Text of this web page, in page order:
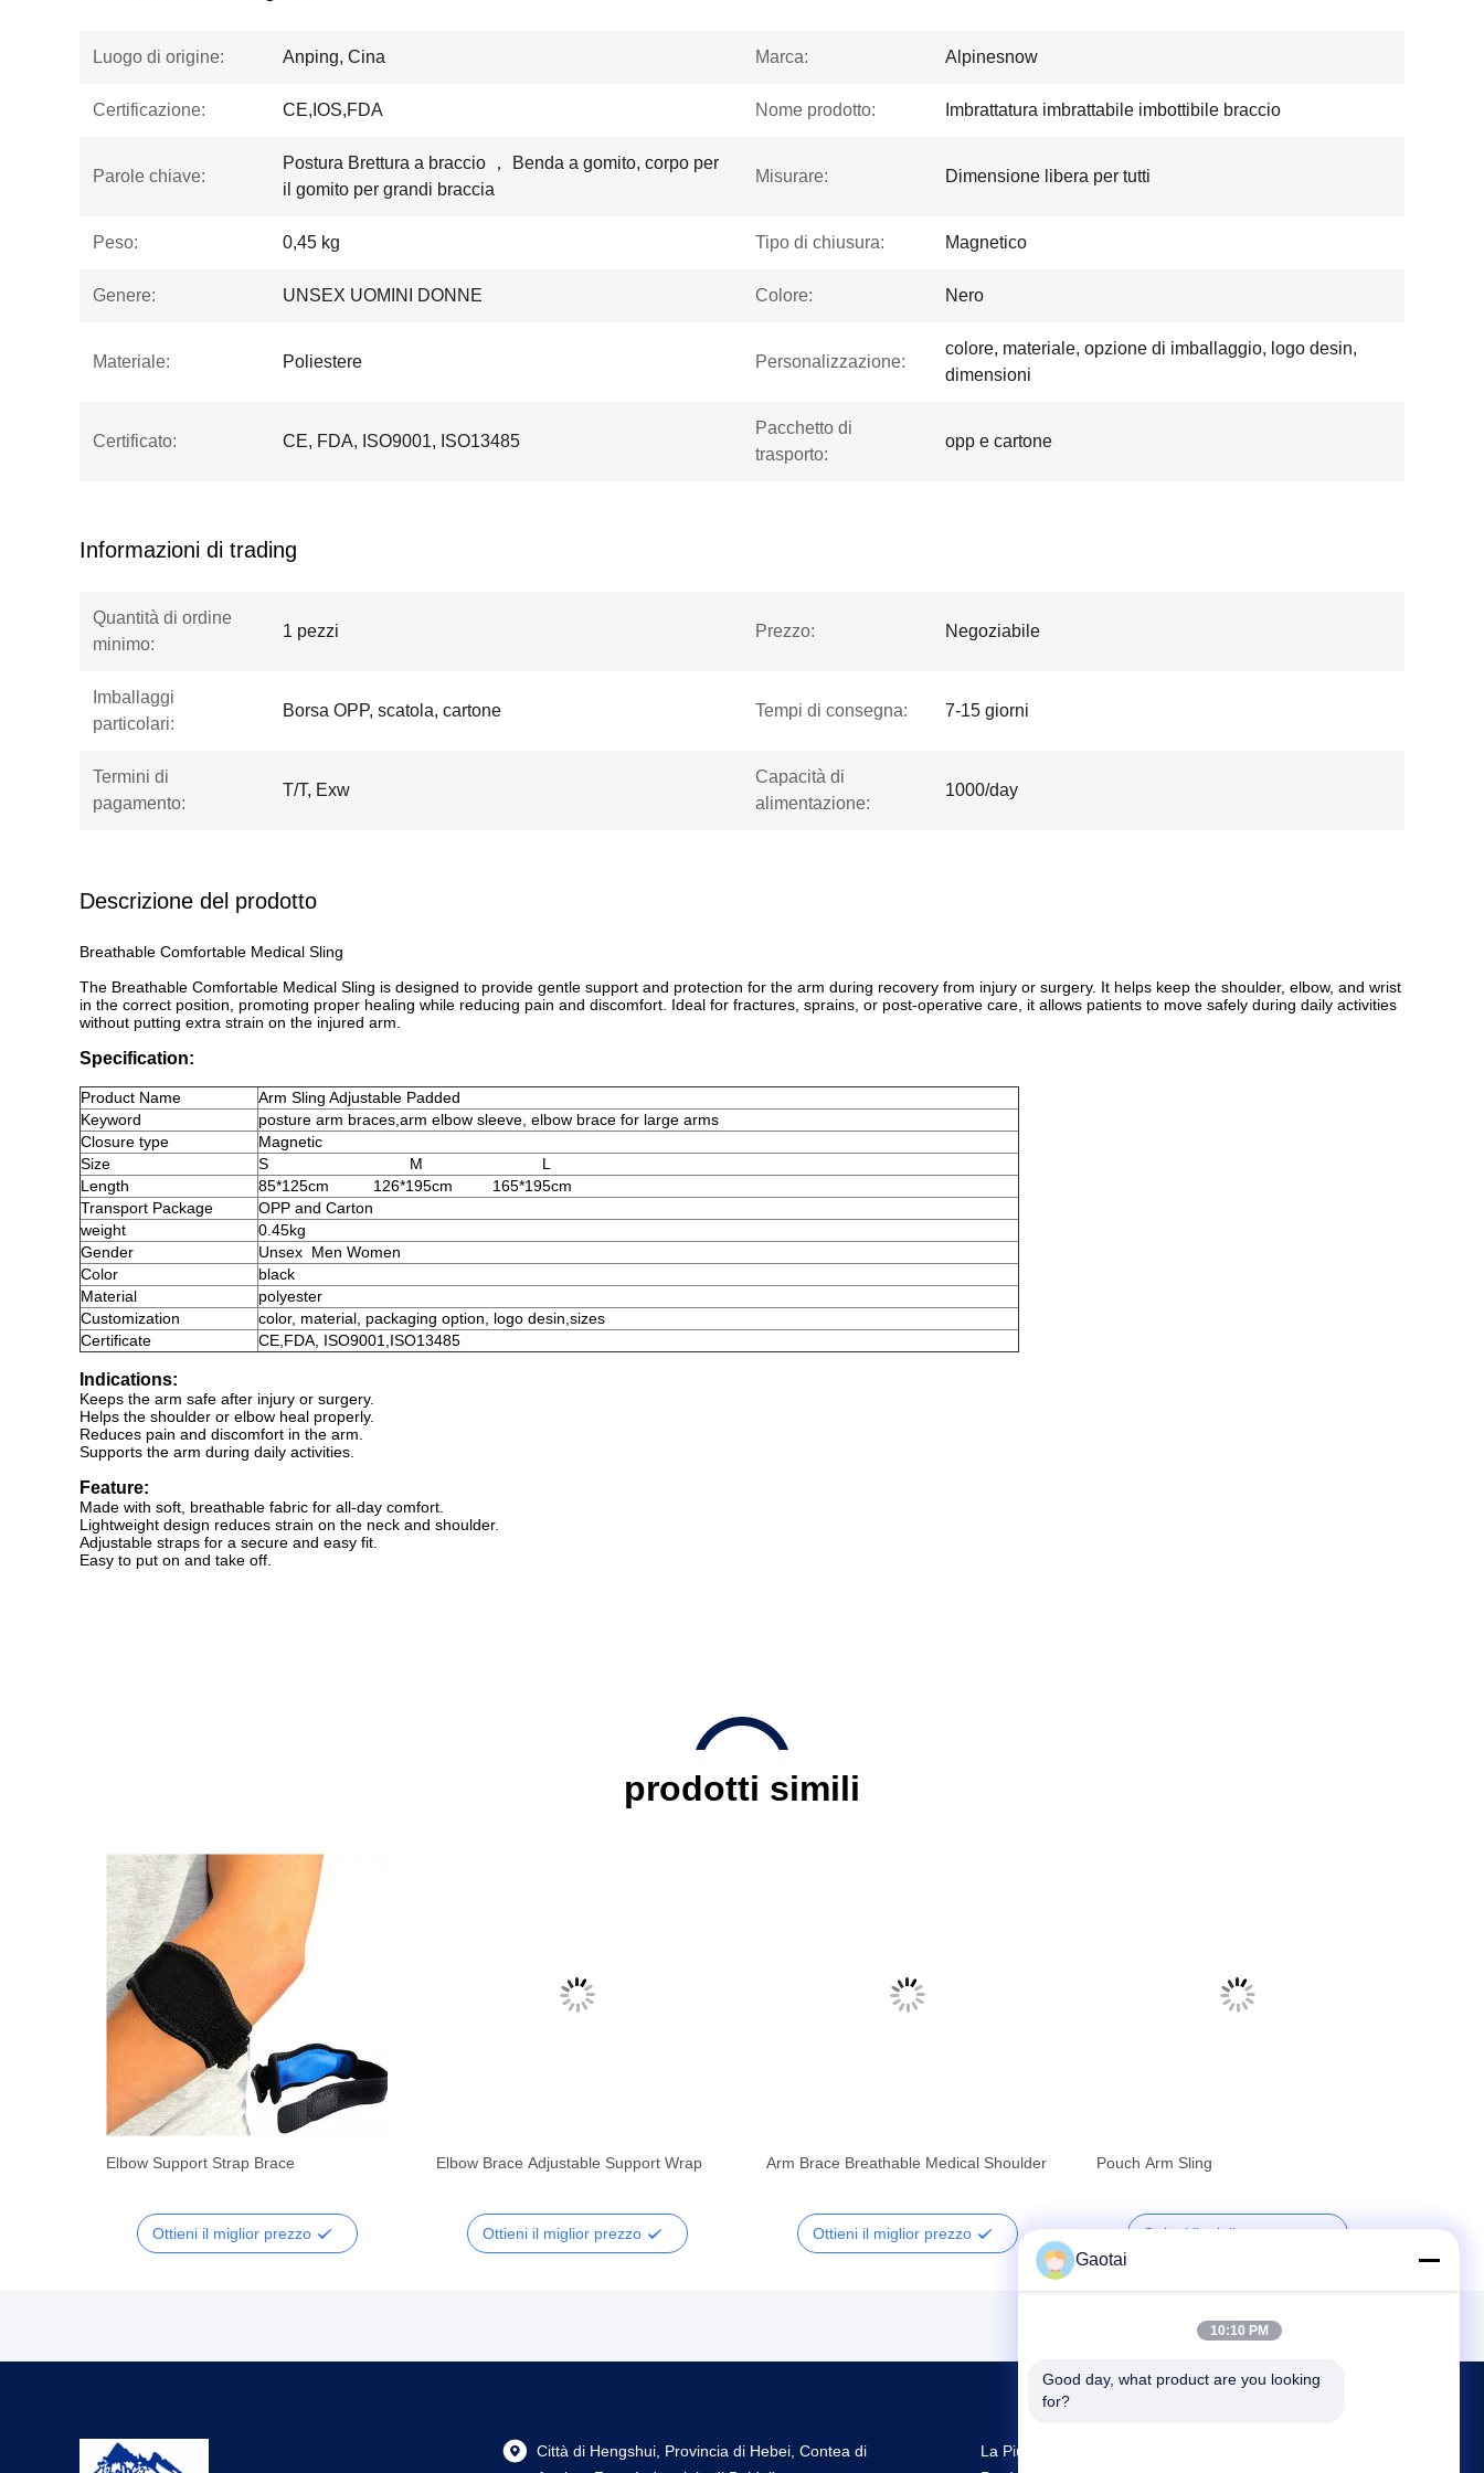
Luogo di origine: Anping, Cina Marca: Alpinesnow
Certificazione: CE,IOS,FDA Nome prodotto: Imbrattatura imbrattabile imbottibile braccio
Parole chiave:
Postura Brettura a braccio ， Benda a gomito, corpo per
il gomito per grandi braccia
Misurare: Dimensione libera per tutti
Peso: 0,45 kg Tipo di chiusura: Magnetico
Genere: UNSEX UOMINI DONNE Colore: Nero
Materiale: Poliestere Personalizzazione:
colore, materiale, opzione di imballaggio, logo desin,
dimensioni
Certificato: CE, FDA, ISO9001, ISO13485
Pacchetto di
trasporto:
opp e cartone
Informazioni di trading
Quantità di ordine
minimo:
1 pezzi Prezzo: Negoziabile
Imballaggi
particolari:
Borsa OPP, scatola, cartone Tempi di consegna: 7-15 giorni
Termini di
pagamento:
T/T, Exw
Capacità di
alimentazione:
1000/day
Descrizione del prodotto
Breathable Comfortable Medical Sling
The Breathable Comfortable Medical Sling is designed to provide gentle support and protection for the arm during recovery from injury or surgery. It helps keep the shoulder, elbow, and wrist
in the correct position, promoting proper healing while reducing pain and discomfort. Ideal for fractures, sprains, or post-operative care, it allows patients to move safely during daily activities
without putting extra strain on the injured arm.
Specification:
Product Name
Arm Sling Adjustable Padded
Keyword
posture arm braces arm elbow sleeve, elbow brace for large arms
Closure type
Magnetic
Size
S M
L
Length
85*125cm 126*195cm
165*195cm
Transport Package
OPP and Carton
weight
0.45kg
Gender
Unsex Men Women
Color
black
Material
polyester
Customization
color, material, packaging option, logo desin,sizes
Certificate
CE,FDA, ISO9001,ISO13485
Indications:
Keeps the arm safe after injury or surgery.
Helps the shoulder or elbow heal properly.
Reduces pain and discomfort in the arm.
Supports the arm during daily activities.
Feature:
Made with soft, breathable fabric for all-day comfort.
Lightweight design reduces strain on the neck and shoulder.
Adjustable straps for a secure and easy fit.
Easy to put on and take off.
prodotti simili
Elbow Support Strap Brace
Ottieni il miglior prezzo
Elbow Brace Adjustable Support Wrap
Ottieni il miglior prezzo
Arm Brace Breathable Medical Shoulder
Ottieni il miglior prezzo
Pouch Arm Sling
Ottieni il miglior prezzo
Città di Hengshui, Provincia di Hebei, Contea di
La Più Grande Ricerca E Sviluppo E
Gaotai
10:10 PM
Good day, what product are you looking
for?